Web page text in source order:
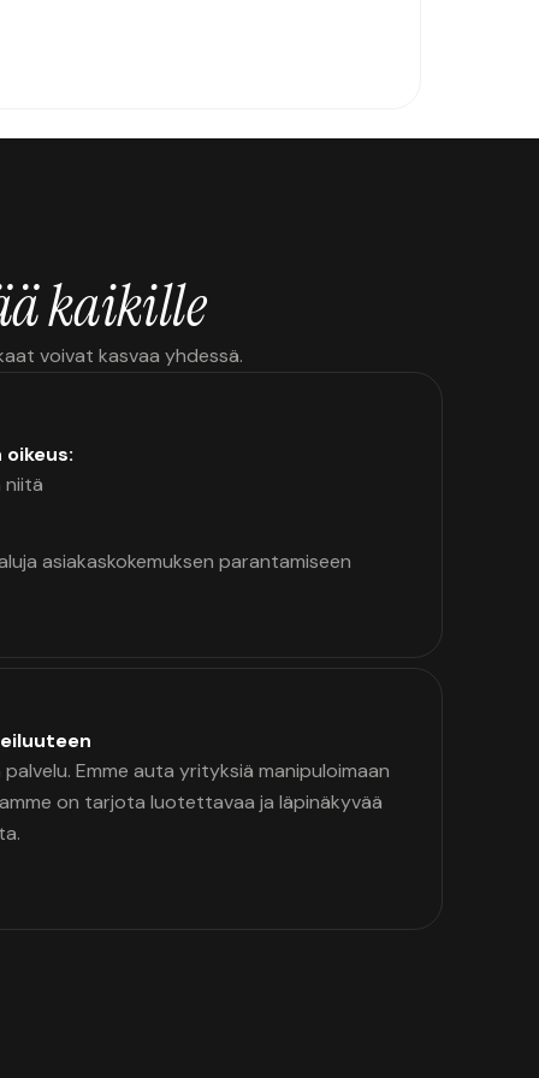
kaikille
voivat kasvaa yhdessä.
niitä
asiakaskokemuksen parantamiseen
Emme auta yrityksiä manipuloimaan
on tarjota luotettavaa ja läpinäkyvää